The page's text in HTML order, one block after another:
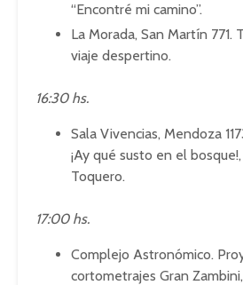
“Encontré mi camino”.
La Morada, San Martín 771.
viaje despertino.
16:30 hs.
Sala Vivencias, Mendoza
¡Ay qué susto en el
Toquero.
17:00 hs.
Complejo Astronómico.
cortometrajes Gran